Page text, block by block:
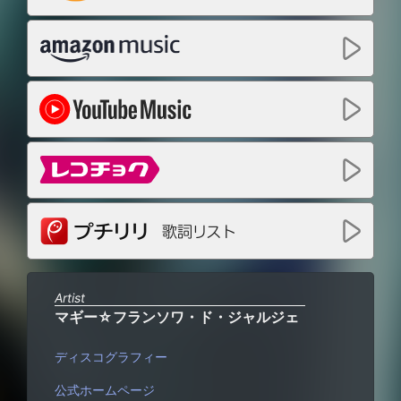
Artist
マギー☆フランソワ・ド・ジャルジェ
ディスコグラフィー
公式ホームページ